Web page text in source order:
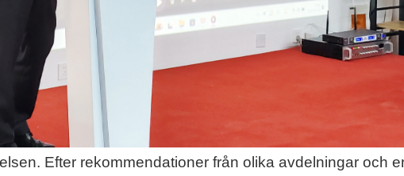
Efter rekommendationer från olika avdelningar och